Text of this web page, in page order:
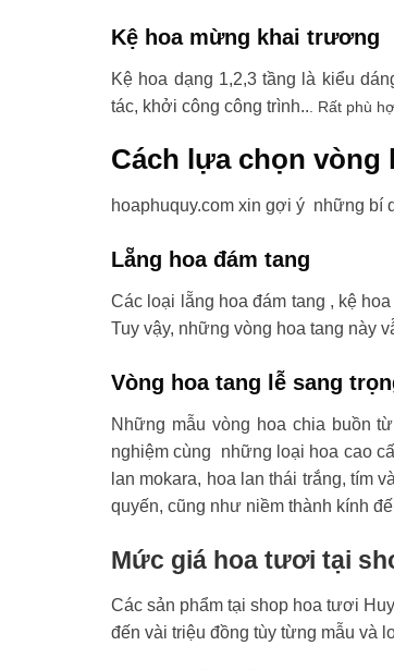
Kệ hoa mừng khai trương
Kệ hoa dạng 1,2,3 tầng là kiểu
tác, khởi công công trình.. . Rất phù
Cách lựa chọn vòng
hoaphuquy.com xin gợi ý những bí
Lẵng hoa đám tang
Các loại lẵng hoa đám tang , kệ
Tuy vậy, những vòng hoa tang này
Vòng hoa tang lễ sang
Những mẫu vòng hoa chia buồn
nghiệm cùng những loại hoa cao
lan mokara, hoa lan thái trắng, tím
quyến, cũng như niềm thành kính
Mức giá hoa tươi tại
Các sản phẩm tại shop hoa tươi
đến vài triệu đồng tùy từng mẫu và